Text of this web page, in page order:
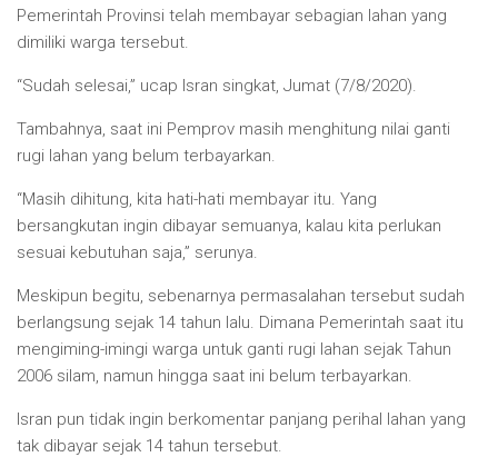
Pemerintah Provinsi telah membayar sebagian lahan yang
dimiliki warga tersebut.
“Sudah selesai,” ucap Isran singkat, Jumat (7/8/2020).
Tambahnya, saat ini Pemprov masih menghitung nilai ganti
rugi lahan yang belum terbayarkan.
“Masih dihitung, kita hati-hati membayar itu. Yang
bersangkutan ingin dibayar semuanya, kalau kita perlukan
sesuai kebutuhan saja,” serunya.
Meskipun begitu, sebenarnya permasalahan tersebut sudah
berlangsung sejak 14 tahun lalu. Dimana Pemerintah saat itu
mengiming-imingi warga untuk ganti rugi lahan sejak Tahun
2006 silam, namun hingga saat ini belum terbayarkan.
Isran pun tidak ingin berkomentar panjang perihal lahan yang
tak dibayar sejak 14 tahun tersebut.